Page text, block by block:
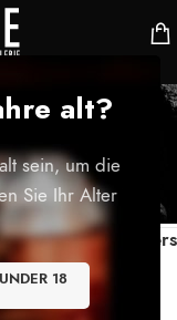
alt?
sein, um die
Sie Ihr Alter
18
„Zirbe“
Filters